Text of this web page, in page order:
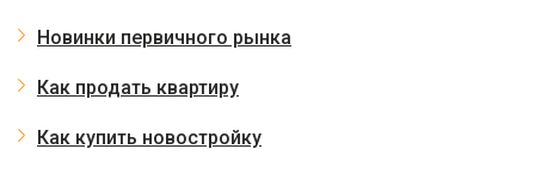
Новинки первичного рынка
Как продать квартиру
Как купить новостройку